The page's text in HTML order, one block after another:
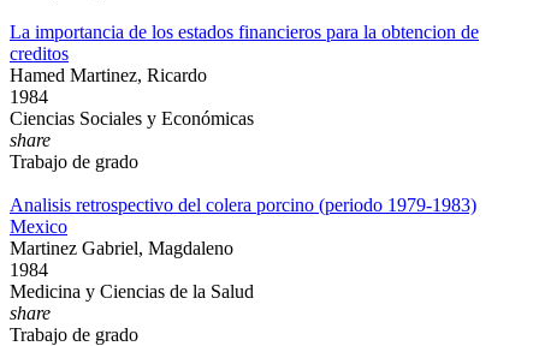
La importancia de los estados financieros para la obtencion de
creditos
Hamed Martinez, Ricardo
1984
Ciencias Sociales y Económicas
share
Trabajo de grado
Analisis retrospectivo del colera porcino (periodo 1979-1983)
Mexico
Martinez Gabriel, Magdaleno
1984
Medicina y Ciencias de la Salud
share
Trabajo de grado